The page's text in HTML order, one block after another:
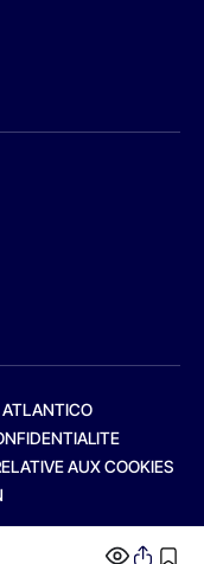
ATLANTICO
AUX COOKIES